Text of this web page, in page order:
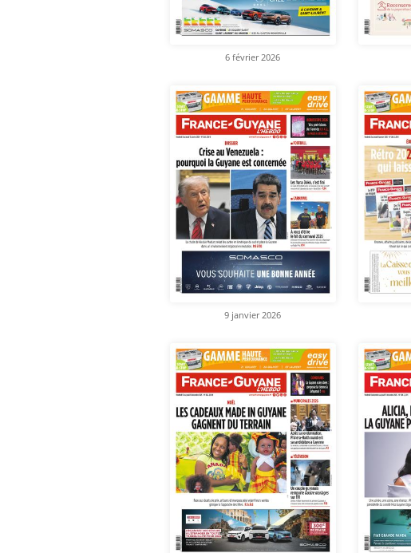
6 février 2026
9 janvier 2026